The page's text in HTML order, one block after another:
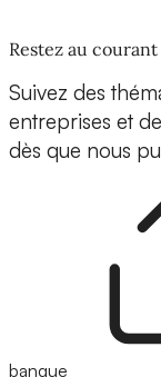
Restez au
Suivez des
entreprises et
dès que nous
banque